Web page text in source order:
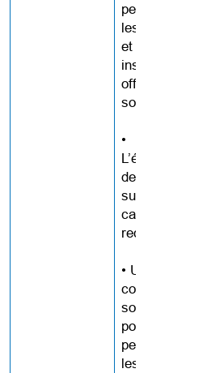
personnels
les personnes
et les
installations
offrent l’AMM
sont
•
de rapports
surveillance
cas d’AMM
requis.
• Un service
coordination
soins est
pour aider les
personnes et
les soignants